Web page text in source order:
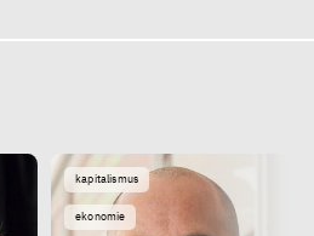
kapitalismus
ekonomie